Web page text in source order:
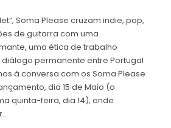
Soma Please cruzam indie, pop,
de guitarra com uma
uma ética de trabalho
permanente entre Portugal
à conversa com os Soma Please
dia 15 de Maio (o
quinta-feira, dia 14), onde